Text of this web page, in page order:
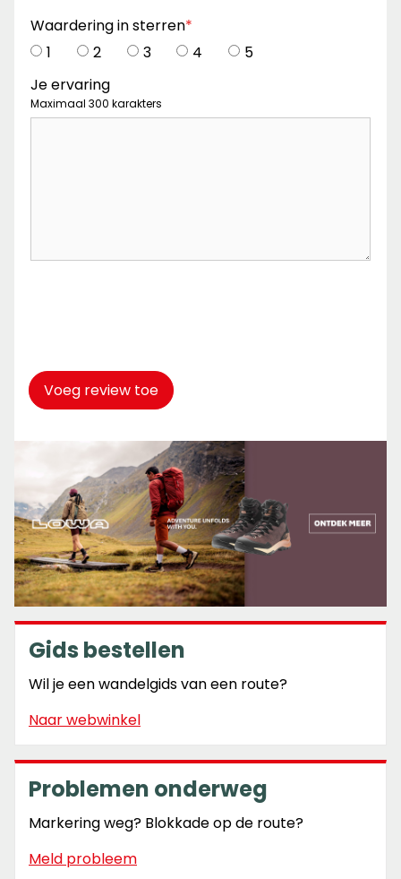
Waardering in sterren*
1
2 3 4
5
Je ervaring
Maximaal 300 karakters
Voeg review toe
Gids bestellen
Wil je een wandelgids van een route?
Naar webwinkel
Problemen onderweg
Markering weg? Blokkade op de route?
Meld probleem